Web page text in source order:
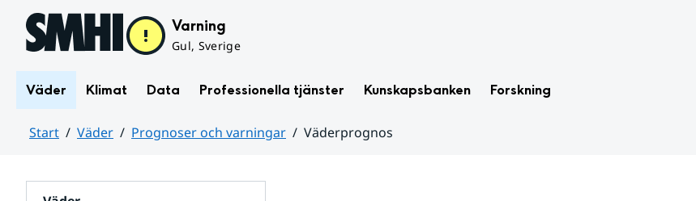
Hoppa till sidans innehåll Varning
Gul, Sverige
Väder Klimat Data Professionella tjänster Kunskapsbanken Forskning
Start Väder Prognoser och varningar
Väderprognos
för
varningar